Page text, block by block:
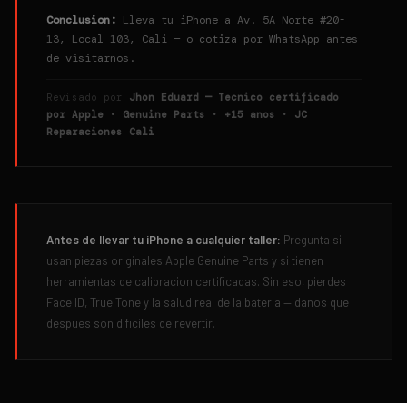
Conclusion: Lleva tu iPhone a Av. 5A Norte #20-
13, Local 103, Cali — o cotiza por WhatsApp antes
de visitarnos.
Revisado por Jhon Eduard — Tecnico certificado
por Apple · Genuine Parts · +15 anos · JC
Reparaciones Cali
Antes de llevar tu iPhone a cualquier taller: Pregunta si
usan piezas originales Apple Genuine Parts y si tienen
herramientas de calibracion certificadas. Sin eso, pierdes
Face ID, True Tone y la salud real de la bateria — danos que
despues son dificiles de revertir.